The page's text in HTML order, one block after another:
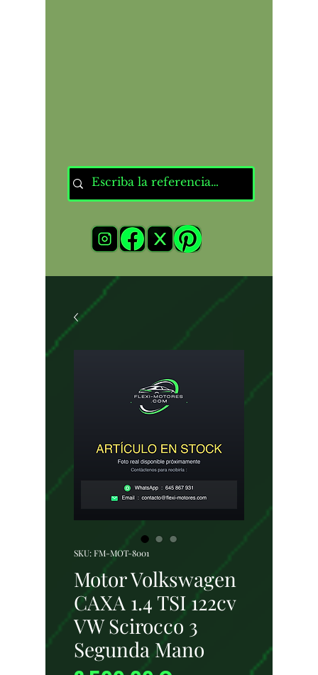
SKU: FM-MOT-8001
Motor Volkswagen
CAXA 1.4 TSI 122cv
VW Scirocco 3
Segunda Mano